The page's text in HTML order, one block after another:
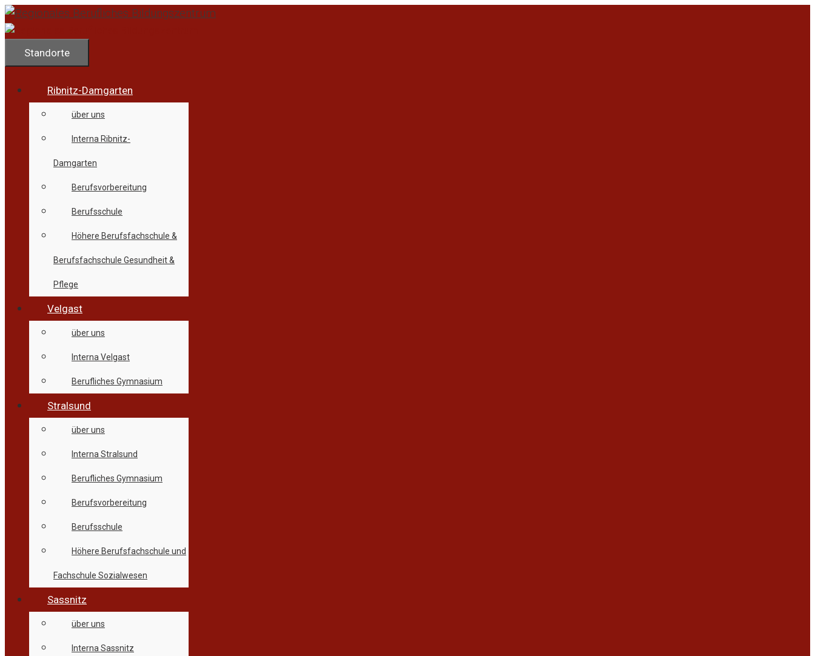
Zum
Inhalt
springenStandorte
Ribnitz-Damgarten
über uns
Interna Ribnitz-
Damgarten
Berufsvorbereitung
Berufsschule
Höhere Berufsfachschule &
Berufsfachschule Gesundheit &
Pflege
Velgast
über uns
Interna Velgast
Berufliches Gymnasium
Stralsund
über uns
Interna Stralsund
Berufliches Gymnasium
Berufsvorbereitung
Berufsschule
Höhere Berufsfachschule und
Fachschule Sozialwesen
Sassnitz
über uns
Interna Sassnitz